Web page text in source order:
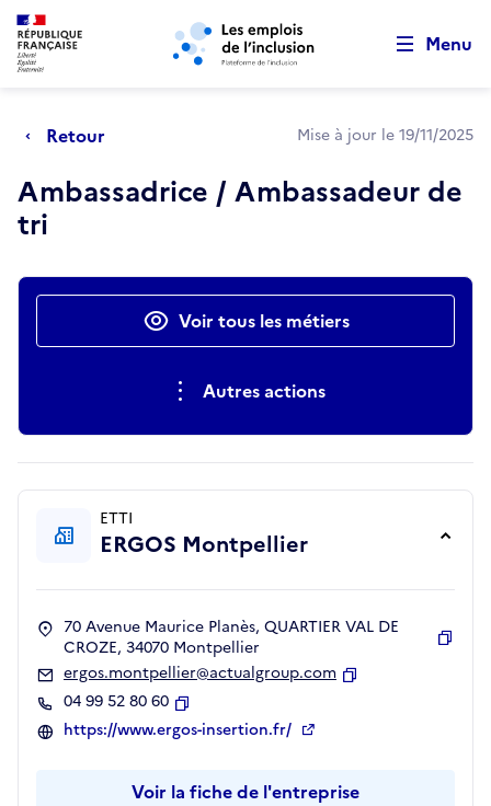
Aller au menu principal Aller au contenu principal
Menu
Retour Mise à jour le 19/11/2025
Ambassadrice / Ambassadeur de
tri
Actions rapidesVoir tous les métiers
Autres actions
ETTI
ERGOS Montpellier
70 Avenue Maurice Planès, QUARTIER VAL DE
CROZE, 34070 Montpellier
ergos.montpellier@actualgroup.com
04 99 52 80 60
Copier
https://www.ergos-insertion.fr/
Voir la fiche de l'entreprise
Retour au début de la page
Panneau de gestion des cookies